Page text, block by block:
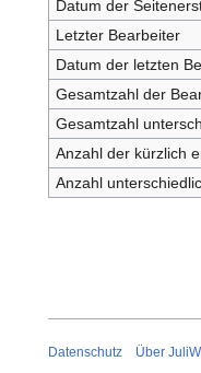
Datum der
Letzter Bearbeiter
Datum der letzten
Gesamtzahl der
Gesamtzahl
Anzahl der kürzlich
Anzahl
Datenschutz Über